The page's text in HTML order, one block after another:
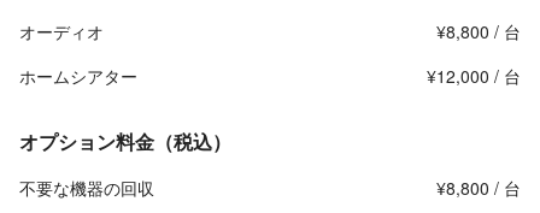
オーディオ
¥8,800 / 台
ホームシアター
¥12,000 / 台
オプション料金（税込）
不要な機器の回収 ¥8,800 / 台